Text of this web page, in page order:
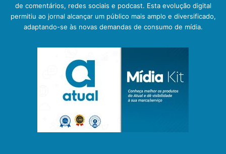
de comentários, redes sociais e podcast. Esta evolução digital
permitiu ao jornal alcançar um público mais amplo e diversificado,
adaptando-se às novas demandas de consumo de mídia.